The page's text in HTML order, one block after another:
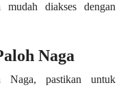
diakses dengan
Naga
Naga, pastikan untuk